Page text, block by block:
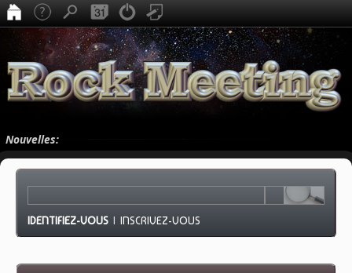
Nouvelles:
IDENTIFIEZ-VOUS |INSCRIVEZ-VOUS